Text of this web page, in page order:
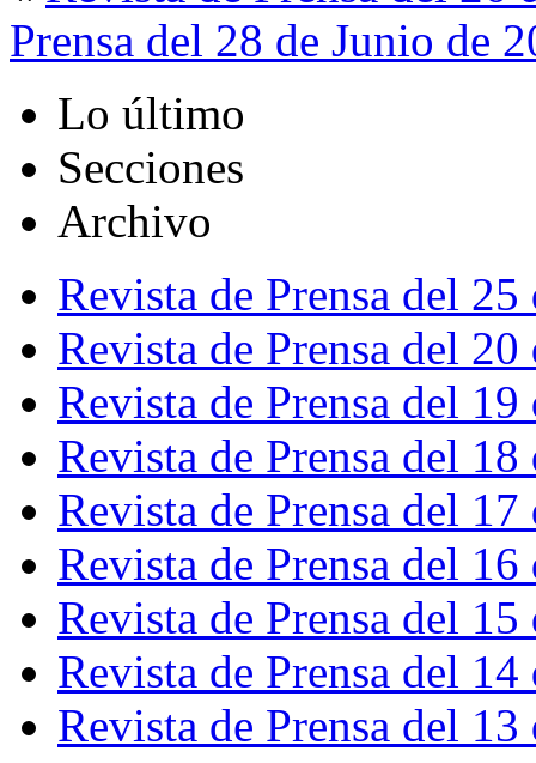
Prensa del 28 de Junio de
Lo último
Secciones
Archivo
Revista de Prensa del
Revista de Prensa del
Revista de Prensa del
Revista de Prensa del
Revista de Prensa del
Revista de Prensa del
Revista de Prensa del
Revista de Prensa del
Revista de Prensa del